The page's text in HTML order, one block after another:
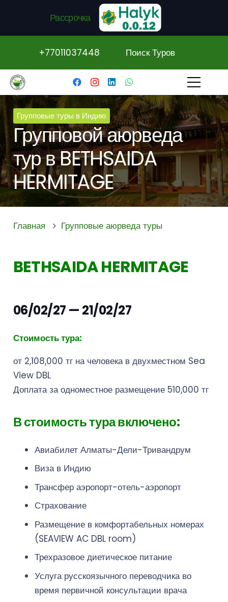
Рассрочка
+77011037448 Поиск Туров
Групповые туры в Индию
Групповой аюрведа
тур в BETHSAIDA
HERMITAGE
Главная Групповые аюрведа туры
BETHSAIDA HERMITAGE
06/02/27 — 21/02/27
Стоимость тура:
от 2,108,000 тг на человека в двухместном Sea
View DBL
Доплата за одноместное размещение 510,000 тг
В стоимость тура включено:
Авиабилет Алматы-Дели-Тривандрум
Виза в Индию
Трансфер аэропорт-отель-аэропорт
Страхование
Размещение в комфортабельных номерах
(SEAVIEW AC DBL room)
Трехразовое диетическое питание
Услуга русскоязычного переводчика во
время первичной консультации врача